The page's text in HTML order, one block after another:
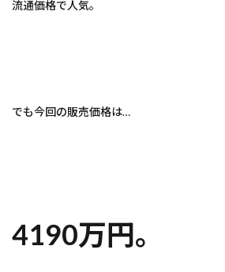
流通価格で人気。
でも今回の販売価格は…
4190万円。